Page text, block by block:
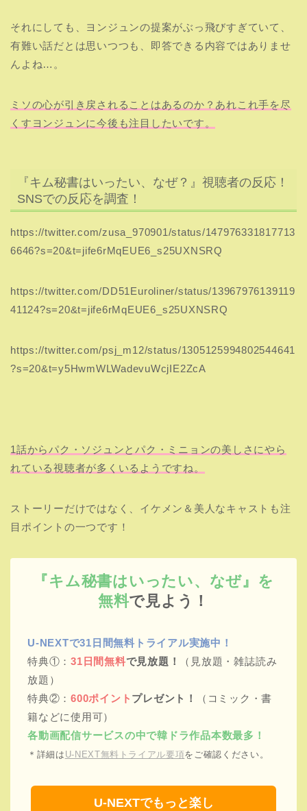
それにしても、ヨンジュンの提案がぶっ飛びすぎていて、
有難い話だとは思いつつも、即答できる内容ではありませ
んよね…。
ミソの心が引き戻されることはあるのか？あれこれ手を尽
くすヨンジュンに今後も注目したいです。
『キム秘書はいったい、なぜ？』視聴者の反応！
SNSでの反応を調査！
https://twitter.com/zusa_970901/status/147976331817713
6646?s=20&t=jife6rMqEUE6_s25UXNSRQ
https://twitter.com/DD51Euroliner/status/13967976139119
41124?s=20&t=jife6rMqEUE6_s25UXNSRQ
https://twitter.com/psj_m12/status/1305125994802544641
?s=20&t=y5HwmWLWadevuWcjIE2ZcA
1話からパク・ソジュンとパク・ミニョンの美しさにやら
れている視聴者が多くいるようですね。
ストーリーだけではなく、イケメン＆美人なキャストも注
目ポイントの一つです！
『キム秘書はいったい、なぜ』を
無料で見よう！
U-NEXTで31日間無料トライアル実施中！
特典①：31日間無料で見放題！
（見放題・雑誌読み
放題）
特典②：600ポイント プレゼント！
（コミック・書
籍などに使用可）
各動画配信サービスの中で韓ドラ作品本数最多！
＊詳細は U-NEXT無料トライアル要項をご確認ください。
U-NEXTでもっと楽し